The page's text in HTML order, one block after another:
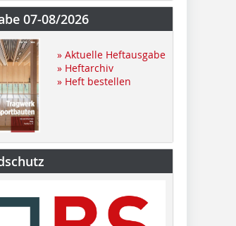
07-08/2026
» Aktuelle Heftausgabe
» Heftarchiv
» Heft bestellen